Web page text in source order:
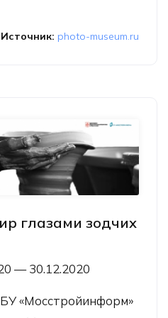
Источник: photo-museum.ru
глазами зодчих
— 30.12.2020
«Мосстройинформ»